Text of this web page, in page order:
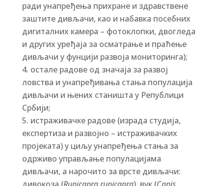
ради унапређења прихране и здравствене
заштите дивљачи, као и набавка посебних
дигиталних камера – фотоклопки, двогледа
и других уређаја за осматрање и праћење
дивљачи у фунцији развоја мониторинга);
остале радове од значаја за развој
ловства и унапређивања стања популација
дивљачи и њених станишта у Републици
Србији;
истраживачке радове (израда студија,
експертиза и развојно – истраживачких
пројеката) у циљу унапређења стања за
одрживо управљање популацијама
дивљачи, а нарочито за врсте дивљачи: